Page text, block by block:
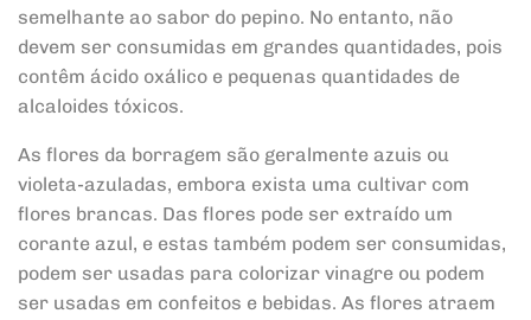
semelhante ao sabor do pepino. No entanto, não
devem ser consumidas em grandes quantidades, pois
contêm ácido oxálico e pequenas quantidades de
alcaloides tóxicos.
As flores da borragem são geralmente azuis ou
violeta-azuladas, embora exista uma cultivar com
flores brancas. Das flores pode ser extraído um
corante azul, e estas também podem ser consumidas,
podem ser usadas para colorizar vinagre ou podem
ser usadas em confeitos e bebidas. As flores atraem